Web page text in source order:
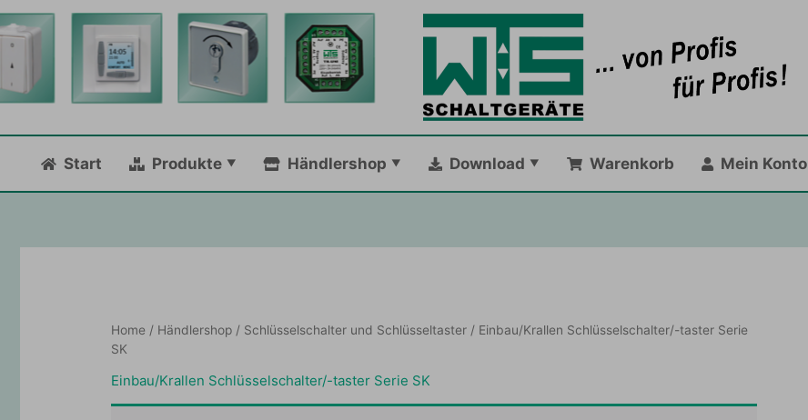
Zum
Inhalt
springen
Start Produkte Händlershop Download Warenkorb Mein Konto
Home / Händlershop / Schlüsselschalter und Schlüsseltaster / Einbau/Krallen Schlüsselschalter/-taster Serie
SK
Einbau/Krallen Schlüsselschalter/-taster Serie SK